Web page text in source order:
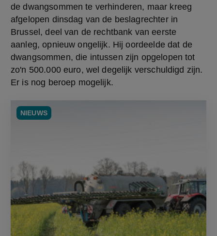
de dwangsommen te verhinderen, maar kreeg
afgelopen dinsdag van de beslagrechter in
Brussel, deel van de rechtbank van eerste
aanleg, opnieuw ongelijk. Hij oordeelde dat de
dwangsommen, die intussen zijn opgelopen tot
zo'n 500.000 euro, wel degelijk verschuldigd zijn.
Er is nog beroep mogelijk.
NIEUWS